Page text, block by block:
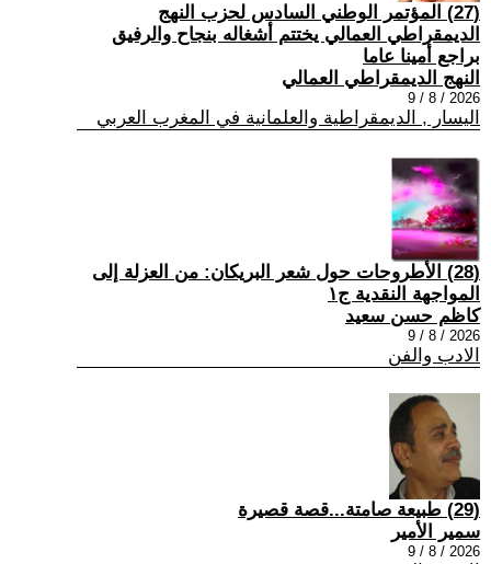
(27) المؤتمر الوطني السادس لحزب النهج
الديمقراطي العمالي يختتم أشغاله بنجاح والرفيق
براجع أمينا عاما
النهج الديمقراطي العمالي
2026 / 8 / 9
اليسار , الديمقراطية والعلمانية في المغرب العربي
(28) الأطروحات حول شعر البريكان: من العزلة إلى
المواجهة النقدية ج١
كاظم حسن سعيد
2026 / 8 / 9
الادب والفن
(29) طبيعة صامتة...قصة قصيرة
سمير الأمير
2026 / 8 / 9